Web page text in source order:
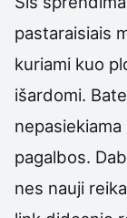
pastaraisiais
kuriami kuo
išardomi.
pagalbos.
nes nauji